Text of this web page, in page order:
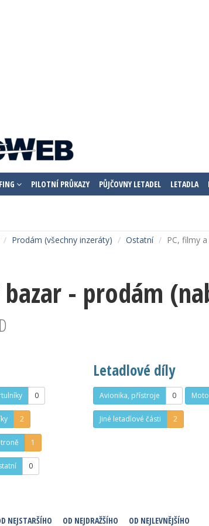
PILOTNÍ PRŮKAZY PŮJČOVNY LETADEL LETADLA
Prodám (všechny inzeráty) Ostatní PC, filmy
bazar - prodám
0
2
1
0
Letadlové díly
Avionika, přístroje 0
Jiné letadlové části 2
NEJSTARŠÍHO OD NEJDRAŽŠÍHO OD NEJLEVNĚJŠÍHO